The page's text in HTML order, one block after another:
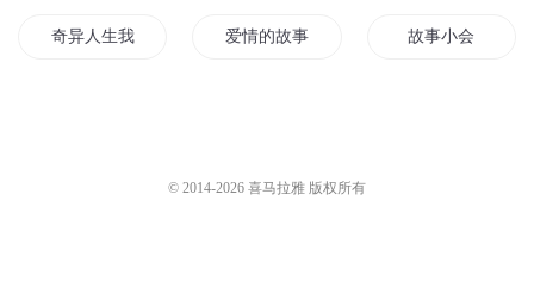
奇异人生我们的故事 爱情的故事 故事小会
© 2014-2026 喜马拉雅 版权所有